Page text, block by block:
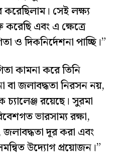
সেই লক্ষ্য
এবং এ ক্ষেত্রে
ও দিকনির্দেশনা পাচ্ছি।”
কামনা করে তিনি
বা জলাবদ্ধতা নিরসন নয়,
রয়েছে। সুরমা
ভারসাম্য রক্ষা,
জলাবদ্ধতা দূর করা এবং
উদ্যোগ প্রয়োজন।”